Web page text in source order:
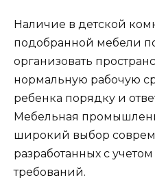
Наличие в детской
подобранной мебели
организовать
нормальную рабочую
ребенка порядку и
Мебельная
широкий выбор
разработанных с
требований.